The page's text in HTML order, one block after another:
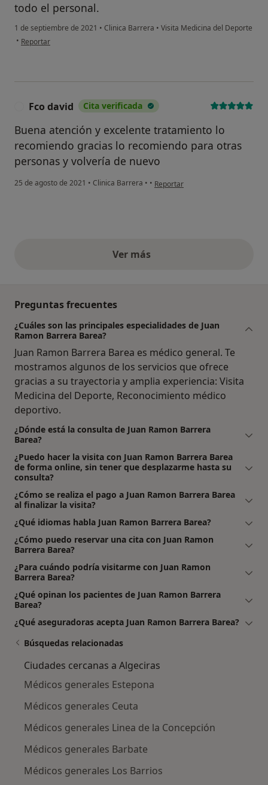
todo el personal.
1 de septiembre de 2021 • Clinica Barrera • Visita Medicina del Deporte
• en opinión del usuario Ana
Reportar
Fco david Cita verificada
Buena atención y excelente tratamiento lo
recomiendo gracias lo recomiendo para otras
personas y volvería de nuevo
25 de agosto de 2021 • Clinica Barrera • • en opinión del usuario Fco david
Reportar
Ver másopiniones anteriores
Preguntas frecuentes
¿Cuáles son las principales especialidades de Juan
Ramon Barrera Barea?
Juan Ramon Barrera Barea es médico general. Te
mostramos algunos de los servicios que ofrece
gracias a su trayectoria y amplia experiencia: Visita
Medicina del Deporte, Reconocimiento médico
deportivo.
¿Dónde está la consulta de Juan Ramon Barrera
Barea?
¿Puedo hacer la visita con Juan Ramon Barrera Barea
de forma online, sin tener que desplazarme hasta su
consulta?
¿Cómo se realiza el pago a Juan Ramon Barrera Barea
al finalizar la visita?
¿Qué idiomas habla Juan Ramon Barrera Barea?
¿Cómo puedo reservar una cita con Juan Ramon
Barrera Barea?
¿Para cuándo podría visitarme con Juan Ramon
Barrera Barea?
¿Qué opinan los pacientes de Juan Ramon Barrera
Barea?
¿Qué aseguradoras acepta Juan Ramon Barrera Barea?
Búsquedas relacionadas
Ciudades cercanas a Algeciras
Médicos generales Estepona
Médicos generales Ceuta
Médicos generales Linea de la Concepción
Médicos generales Barbate
Médicos generales Los Barrios